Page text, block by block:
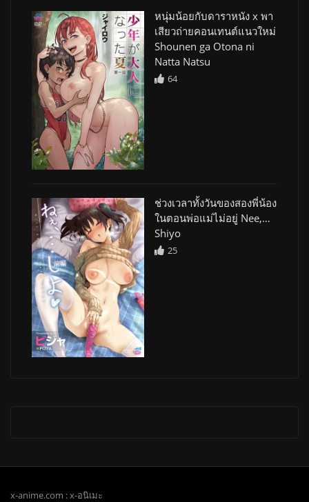
หนุ่มน้อยกับดาราหนัง x พา
เสียวถ่ายคอนเทนต์แนวใหม่
Shounen ga Otona ni
Natta Natsu
64
ช่วงเวลาทั้งวันของสองพี่น้อง
ในตอนพ่อแม่ไม่อยู่ Nee,…
Shiyo
25
x-anime.com : x-อนิเมะ